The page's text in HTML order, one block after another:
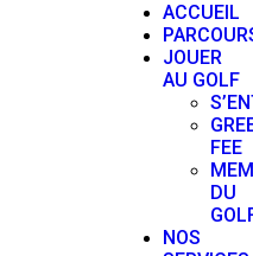
ACCUEIL
JOUER
AU GOLF
FEE
DU
NOS